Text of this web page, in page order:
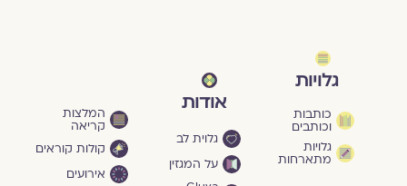
גלויות
כותבות
וכותבים
גלויות
מתארחות
אודות
גלוית לב
על המגזין
המלצות
קריאה
קולות קוראים
אירועים